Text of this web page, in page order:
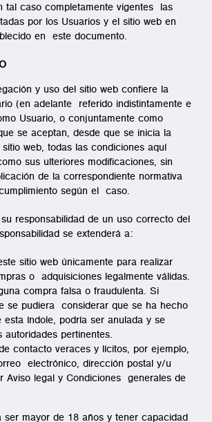
tal caso completamente vigentes las
por los Usuarios y el sitio web en
en este documento.
y uso del sitio web confiere la
(en adelante referido indistintamente e
Usuario, o conjuntamente como
se aceptan, desde que se inicia la
web, todas las condiciones aquí
sus ulteriores modificaciones, sin
de la correspondiente normativa
según el caso.
responsabilidad de un uso correcto del
se extenderá a:
sitio web únicamente para realizar
o adquisiciones legalmente válidas.
compra falsa o fraudulenta. Si
se pudiera considerar que se ha hecho
esta índole, podría ser anulada y se
autoridades pertinentes.
contacto veraces y lícitos, por ejemplo,
electrónico, dirección postal y/u
Aviso legal y Condiciones generales de
ser mayor de 18 años y tener capacidad